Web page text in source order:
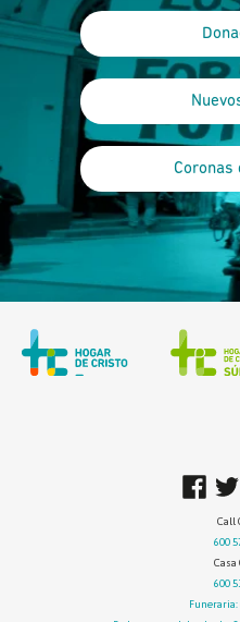
Coronas
Call
600
Casa
600
Funeraria: